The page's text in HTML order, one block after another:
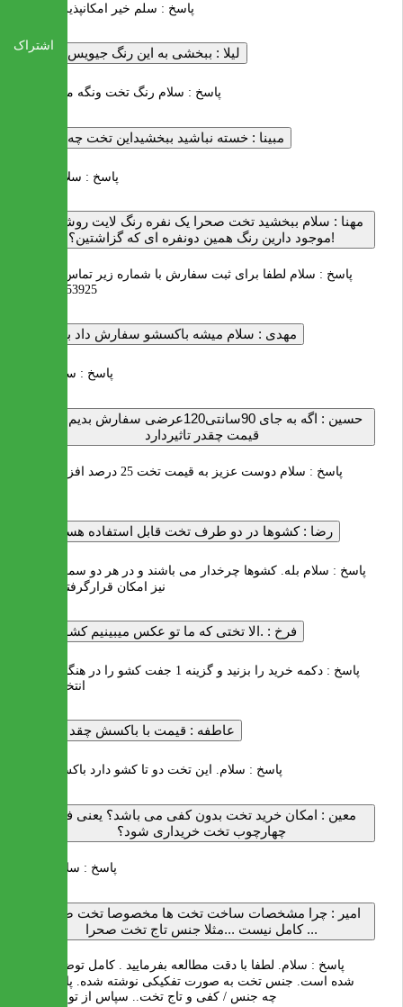
پاسخ : سلم خیر امکانپذیر نیست
لیلا : ببخشی به این رنگ جیویس میگن
پاسخ : سلام رنگ تخت ونگه می باشد
مبینا : خسته نباشید ببخشیداین تخت چه رنگیه
پاسخ : سلام ونگه
مهنا : سلام ببخشید تخت صحرا یک نفره رنگ لایت روشن را
موجود دارین رنگ همین دونفره ای که گزاشتین؟!
پاسخ : سلام لطفا برای ثبت سفارش با شماره زیر تماس بگیرید
02122253925
مهدی : سلام میشه باکسشو سفارش داد بزنین؟
پاسخ : سلام خیر
حسین :
اگه به جای 90سانتی120عرضی سفارش بدیم روی
قیمت چقدر تاثیردارد
پاسخ :
سلام دوست عزیز به قیمت تخت 25 درصد افزوده می
رضا :کشوها در دو طرف تخت قابل استفاده هستند؟؟
پاسخ : سلام بله. کشوها چرخدار می باشند و در هر دو سمت تخت
نیز امکان قرارگرفتن دارند
فرخ : .الا تختی که ما تو عکس میبینیم کشو داره
پاسخ :
دکمه خرید را بزنید و گزینه 1 جفت کشو را در هنگام خرید
انتخاب کنید
عاطفه : قیمت با باکسش چقد میشه
پاسخ : سلام. این تخت دو تا کشو دارد باکس ندارد
معین : امکان خرید تخت بدون کفی می باشد؟ یعنی فقط
چهارچوب تخت خریداری شود؟
پاسخ : سلام . بله
امیر : چرا مشخصات ساخت تخت ها مخصوصا تخت صحرا
کامل نیست ...مثلا جنس تاج تخت صحرا ...
پاسخ : سلام. لطفا با دقت مطالعه بفرمایید . کامل توضیح داده
شده است. جنس تخت به صورت تفکیکی نوشته شده. پایه ها از
چه جنس / کفی و تاج تخت.. سپاس از توجه شما
اشتراک